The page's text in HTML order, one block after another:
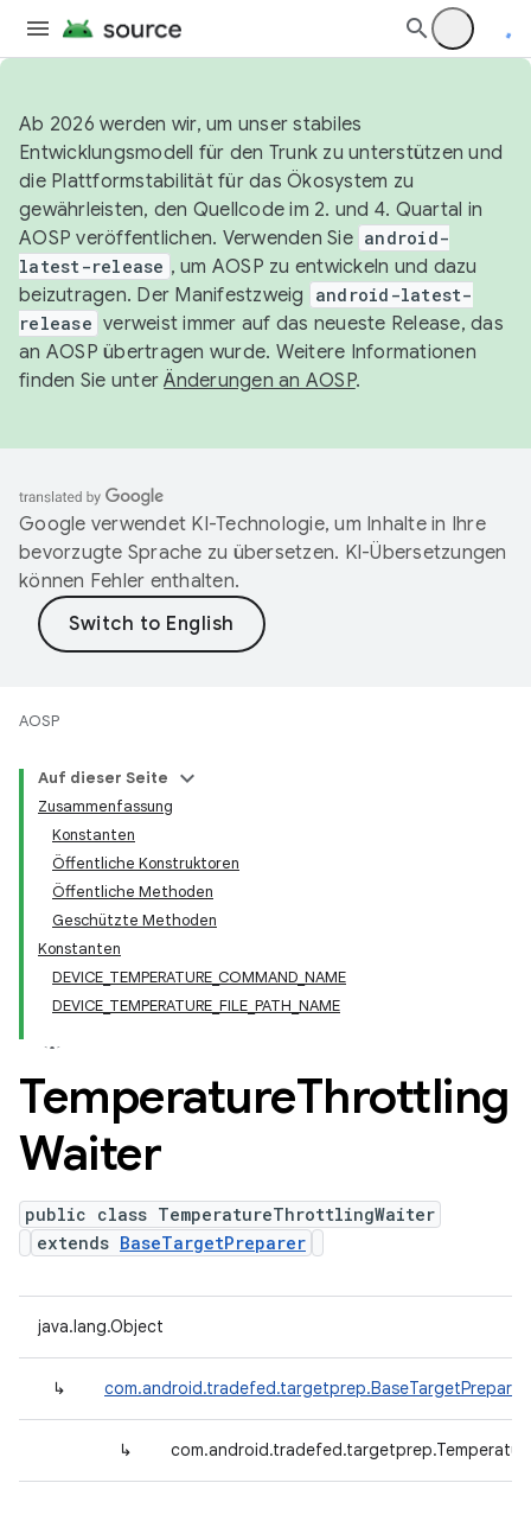
Ab 2026 werden wir, um unser stabiles
Entwicklungsmodell für den Trunk zu unterstützen und
die Plattformstabilität für das Ökosystem zu
gewährleisten, den Quellcode im 2. und 4. Quartal in
AOSP veröffentlichen. Verwenden Sie android-
latest-release , um AOSP zu entwickeln und dazu
beizutragen. Der Manifestzweig
android-latest-
release verweist immer auf das neueste Release, das
an AOSP übertragen wurde. Weitere Informationen
finden Sie unterÄnderungen an AOSP.
Google verwendet KI-Technologie, um Inhalte in Ihre
bevorzugte Sprache zu übersetzen. KI-Übersetzungen
können Fehler enthalten.
AOSP
Auf dieser Seite
Zusammenfassung
Konstanten
Öffentliche Konstruktoren
Öffentliche Methoden
Geschützte Methoden
Konstanten
DEVICE_TEMPERATURE_COMMAND_NAME
DEVICE_TEMPERATURE_FILE_PATH_NAME
TemperatureThrottling
Waiter
public class TemperatureThrottlingWaiter
extends BaseTargetPreparer
java.lang.Object
↳ com.android.tradefed.targetprep.BaseTargetPreparer
↳